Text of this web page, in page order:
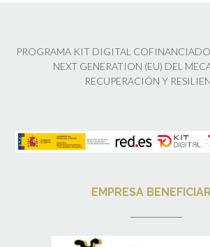
PROGRAMA KIT DIGITAL
NEXT GENERATION (EU) DEL
RECUPERACIÓN Y
EMPRESA